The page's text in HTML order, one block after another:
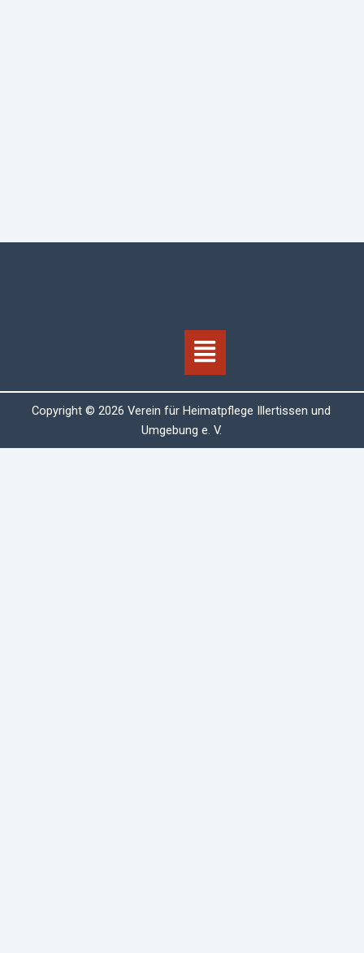
Menü
Copyright © 2026 Verein für Heimatpflege Illertissen und
Umgebung e. V.